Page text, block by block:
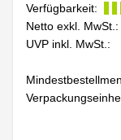
Verfügbarkeit:
Netto exkl. MwSt.:
UVP inkl. MwSt.: